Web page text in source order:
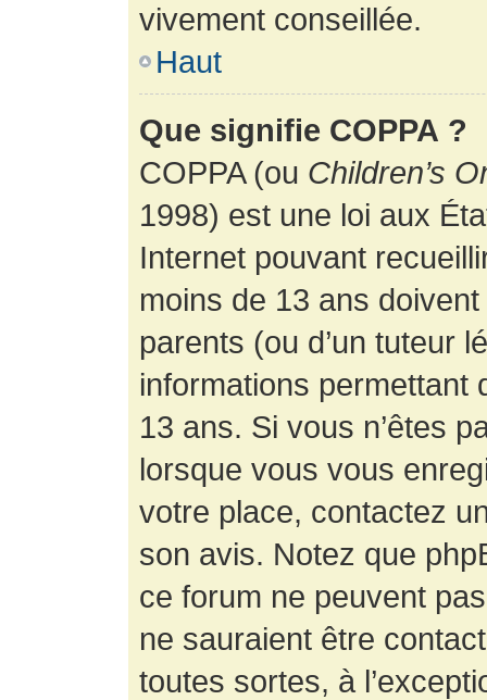
vivement conseillée.
Haut
Que signifie COPPA ?
COPPA (ou Children’s
1998) est une loi aux
Internet pouvant
moins de 13 ans
parents (ou d’un tuteur
informations permettant
13 ans. Si vous n’êtes
lorsque vous vous
votre place, contactez
son avis. Notez que
ce forum ne peuvent
ne sauraient être
toutes sortes, à